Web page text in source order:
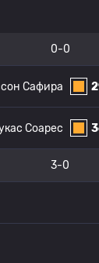
0-0
Сафира
Соарес
3-0